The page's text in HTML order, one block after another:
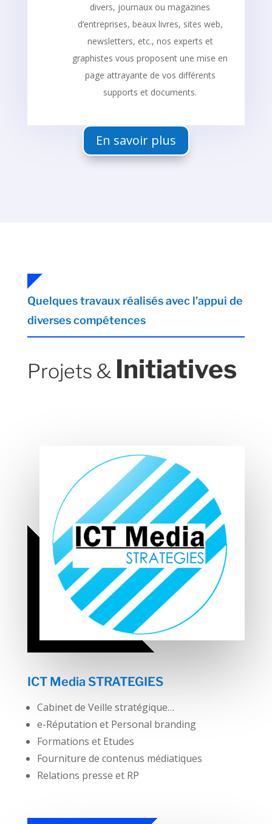
divers, journaux ou magazines
d’entreprises, beaux livres, sites web,
newsletters, etc., nos experts et
graphistes vous proposent une mise en
page attrayante de vos différents
supports et documents.
En savoir plus
Quelques travaux réalisés avec l’appui de
diverses compétences
Projets & Initiatives
ICT Media STRATEGIES
Cabinet de Veille stratégique…
e-Réputation et Personal branding
Formations et Etudes
Fourniture de contenus médiatiques
Relations presse et RP